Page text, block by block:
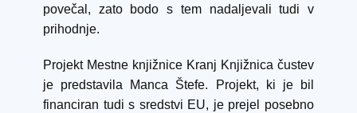
povečal, zato bodo s tem nadaljevali tudi v
prihodnje.
Projekt Mestne knjižnice Kranj Knjižnica čustev
je predstavila Manca Štefe. Projekt, ki je bil
financiran tudi s sredstvi EU, je prejel posebno